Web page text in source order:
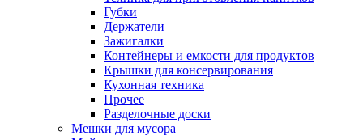
Губки
Держатели
Зажигалки
Контейнеры и емкости для продуктов
Крышки для консервирования
Кухонная техника
Прочее
Разделочные доски
Мешки для мусора